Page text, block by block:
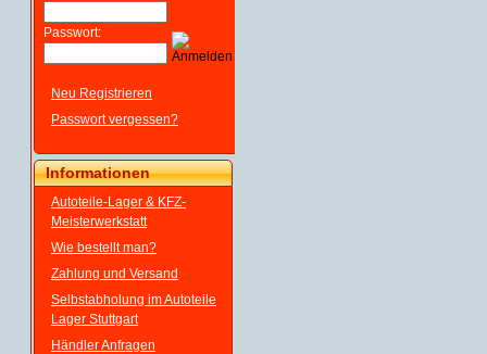
Passwort:
Neu Registrieren
Passwort vergessen?
Informationen
Autoteile-Lager & KFZ-
Meisterwerkstatt
Wie bestellt man?
Zahlung und Versand
Selbstabholung im Autoteile
Lager Stuttgart
Händler Anfragen